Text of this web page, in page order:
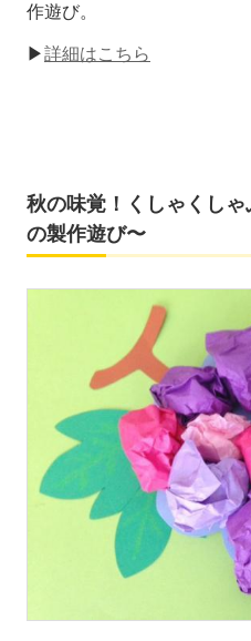
作遊び。
▶詳細はこちら
秋の味覚！くしゃくし
の製作遊び〜